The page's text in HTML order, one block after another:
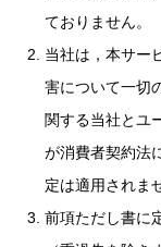
ておりません。
当社は，本サー
害について一切
関する当社とユ
が消費者契約法
定は適用されま
前項ただし書に